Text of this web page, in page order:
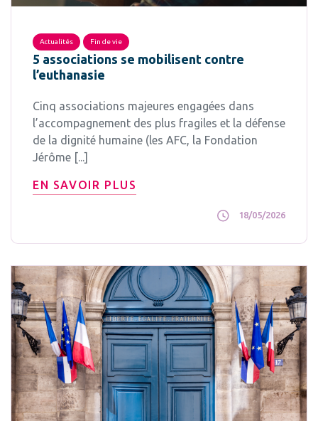
Actualités Fin de vie
5 associations se mobilisent contre
l’euthanasie
Cinq associations majeures engagées dans
l’accompagnement des plus fragiles et la défense
de la dignité humaine (les AFC, la Fondation
Jérôme [...]
EN SAVOIR PLUS
18/05/2026